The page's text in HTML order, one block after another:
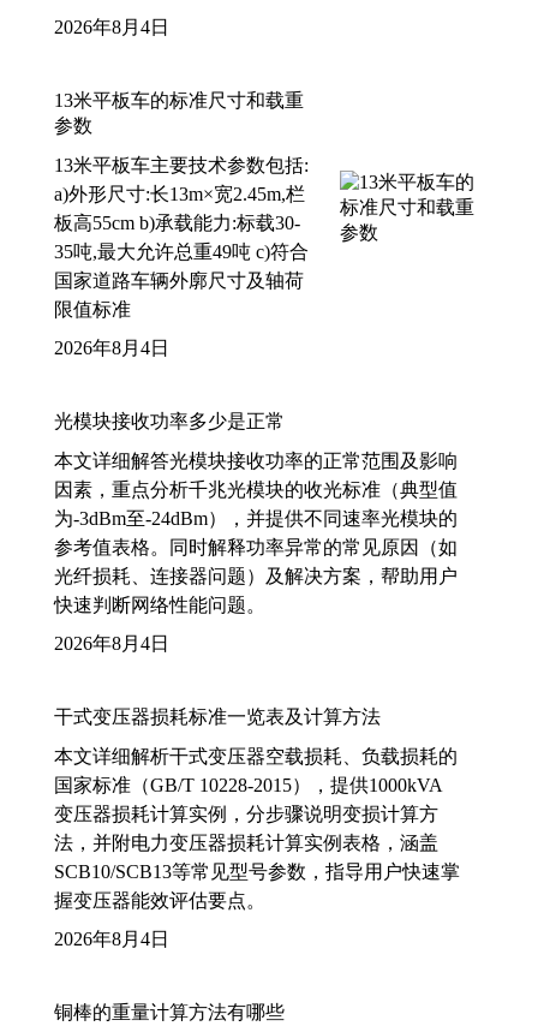
2026年8月4日
13米平板车的标准尺寸和载重
参数
13米平板车主要技术参数包括:
a)外形尺寸:长13m×宽2.45m,栏
板高55cm b)承载能力:标载30-
35吨,最大允许总重49吨 c)符合
国家道路车辆外廓尺寸及轴荷
限值标准
2026年8月4日
光模块接收功率多少是正常
本文详细解答光模块接收功率的正常范围及影响
因素，重点分析千兆光模块的收光标准（典型值
为-3dBm至-24dBm），并提供不同速率光模块的
参考值表格。同时解释功率异常的常见原因（如
光纤损耗、连接器问题）及解决方案，帮助用户
快速判断网络性能问题。
2026年8月4日
干式变压器损耗标准一览表及计算方法
本文详细解析干式变压器空载损耗、负载损耗的
国家标准（GB/T 10228-2015），提供1000kVA
变压器损耗计算实例，分步骤说明变损计算方
法，并附电力变压器损耗计算实例表格，涵盖
SCB10/SCB13等常见型号参数，指导用户快速掌
握变压器能效评估要点。
2026年8月4日
铜棒的重量计算方法有哪些